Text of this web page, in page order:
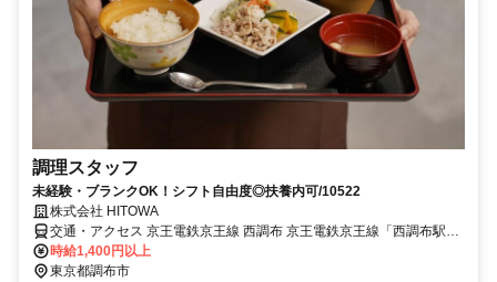
調理スタッフ
未経験・ブランクOK！シフト自由度◎扶養内可/10522
株式会社 HITOWA
交通・アクセス 京王電鉄京王線 西調布 京王電鉄京王線「西調布駅」
より徒歩12分
時給1,400円以上
東京都調布市